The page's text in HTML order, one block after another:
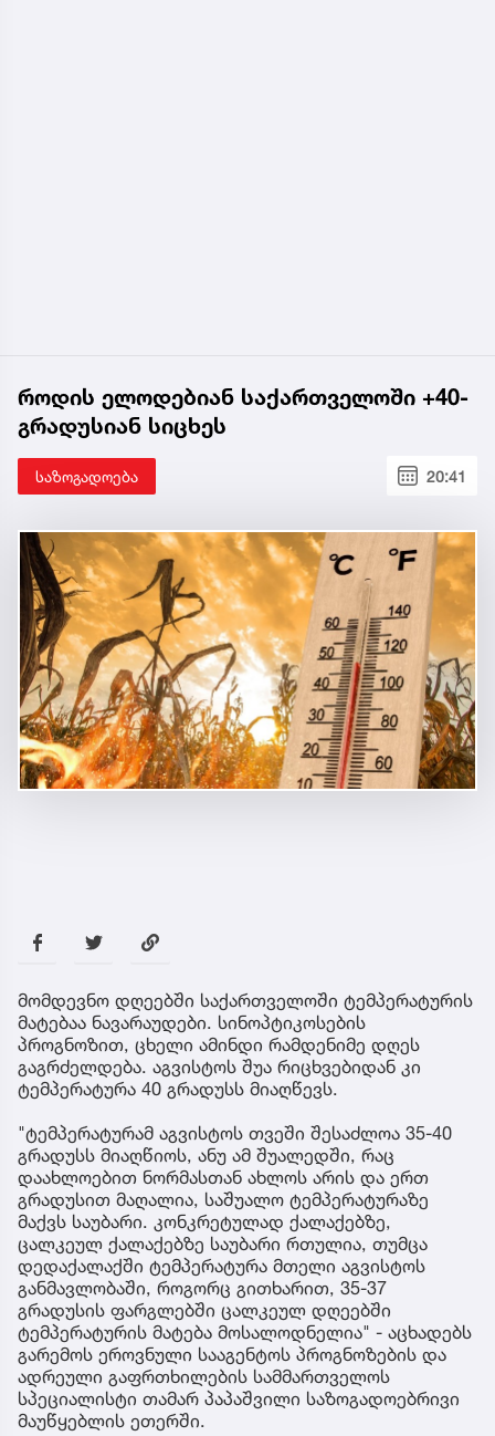
როდის ელოდებიან საქართველოში +40-
გრადუსიან სიცხეს
საზოგადოება 20:41
მომდევნო დღეებში საქართველოში ტემპერატურის
მატებაა ნავარაუდები. სინოპტიკოსების
პროგნოზით, ცხელი ამინდი რამდენიმე დღეს
გაგრძელდება. აგვისტოს შუა რიცხვებიდან კი
ტემპერატურა 40 გრადუსს მიაღწევს.
"ტემპერატურამ აგვისტოს თვეში შესაძლოა 35-40
გრადუსს მიაღწიოს, ანუ ამ შუალედში, რაც
დაახლოებით ნორმასთან ახლოს არის და ერთ
გრადუსით მაღალია, საშუალო ტემპერატურაზე
მაქვს საუბარი. კონკრეტულად ქალაქებზე,
ცალკეულ ქალაქებზე საუბარი რთულია, თუმცა
დედაქალაქში ტემპერატურა მთელი აგვისტოს
განმავლობაში, როგორც გითხარით, 35-37
გრადუსის ფარგლებში ცალკეულ დღეებში
ტემპერატურის მატება მოსალოდნელია" - აცხადებს
გარემოს ეროვნული სააგენტოს პროგნოზების და
ადრეული გაფრთხილების სამმართველოს
სპეციალისტი თამარ პაპაშვილი საზოგადოებრივი
მაუწყებლის ეთერში.